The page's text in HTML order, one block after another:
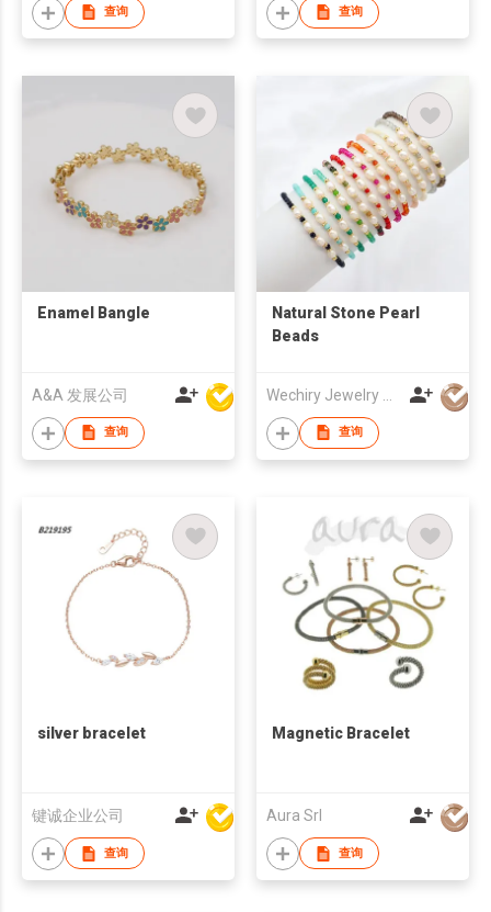
查询 查询
Enamel Bangle
A&A 发展公司
查询
Natural Stone Pearl
Beads
查询
silver bracelet
键诚企业公司
查询
Magnetic Bracelet
Aura Srl
查询